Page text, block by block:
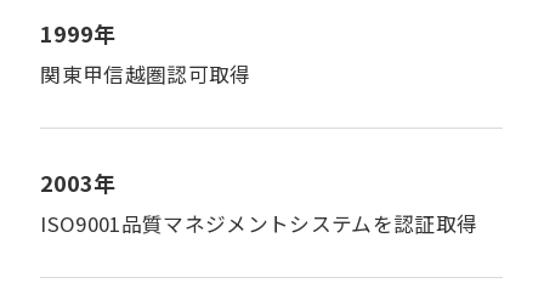
1999年
関東甲信越圏認可取得
2003年
ISO9001品質マネジメントシステムを認証取得